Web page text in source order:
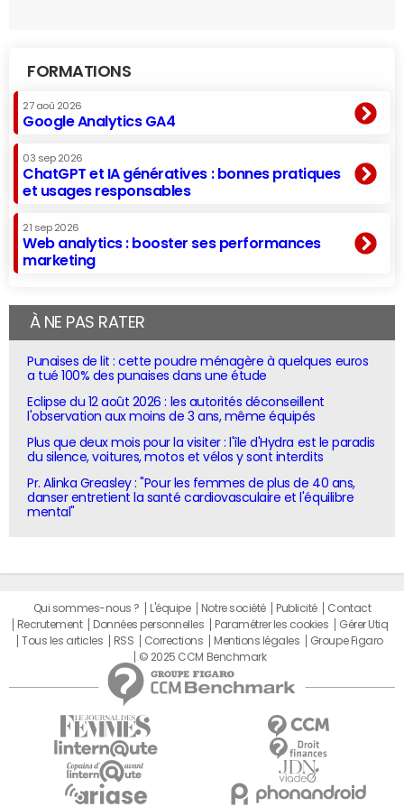
FORMATIONS
27 aoû 2026
Google Analytics GA4
03 sep 2026
ChatGPT et IA génératives : bonnes pratiques
et usages responsables
21 sep 2026
Web analytics : booster ses performances
marketing
À NE PAS RATER
Punaises de lit : cette poudre ménagère à quelques euros
a tué 100% des punaises dans une étude
Eclipse du 12 août 2026 : les autorités déconseillent
l'observation aux moins de 3 ans, même équipés
Plus que deux mois pour la visiter : l'île d'Hydra est le paradis
du silence, voitures, motos et vélos y sont interdits
Pr. Alinka Greasley : "Pour les femmes de plus de 40 ans,
danser entretient la santé cardiovasculaire et l'équilibre
mental"
Qui sommes-nous ? L'équipe Notre société Publicité
Contact
Recrutement
Données personnelles Paramétrer les cookies
Gérer Utiq
Tous les articles
RSS Corrections Mentions légales
Groupe Figaro
© 2025 CCM Benchmark